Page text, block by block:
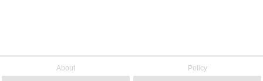
About Policy